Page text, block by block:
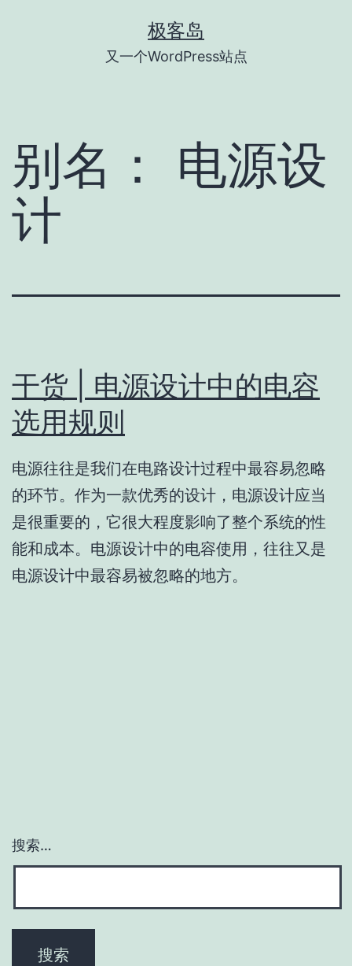
极客岛
又一个WordPress站点
别名： 电源设
计
干货 | 电源设计中的电容
选用规则
电源往往是我们在电路设计过程中最容易忽略
的环节。作为一款优秀的设计，电源设计应当
是很重要的，它很大程度影响了整个系统的性
能和成本。电源设计中的电容使用，往往又是
电源设计中最容易被忽略的地方。
搜索…